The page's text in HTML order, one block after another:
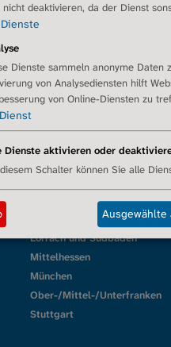
Regionalgruppen
Übersicht
Berlin/Brandenburg
Erftstadt/Euskirchen
Essen/Duisburg
Lörrach und Südbaden
Mittelhessen
München
Ober-/Mittel-/Unterfranken
Stuttgart
nicht deaktivieren, da der Dienst
Dienste
Dienste sammeln anonyme Daten
von Analysediensten hilft
von Online-Diensten zu
Dienst
Dienste aktivieren oder
Schalter können Sie alle
Ausgewählte